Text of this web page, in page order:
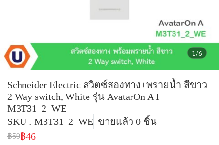
1/6
Schneider Electric สวิตซ์สองทาง+พรายน้ำ สีขาว
2 Way switch, White รุ่น AvatarOn A I
M3T31_2_WE
SKU : M3T31_2_WE ขายแล้ว 0 ชิ้น
฿59฿46